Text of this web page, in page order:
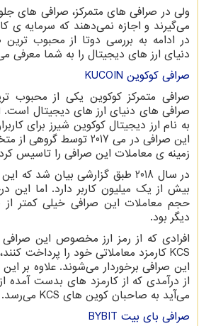
ولی در صرافی های متمرکز، صرافی های
می‌گیرند و اجازه نمی‌دهند که سرمایه ی
در ادامه به بررسی دوتا از محبوب
دنیای ارز های دیجیتال را به شما معرفی
صرافی کوکوین KUCOIN
صرافی متمرکز کوکوین یکی از محبوب
صرافی های دنیای ارز های دیجیتال است.
به نام ارز دیجیتال کوکوین شیرز برای
این صرافی در می 2017 توسط
زمینه ی معاملات این صرافی را تاسیس
در سال 2018 طبق گزارشی بیان شد
بیش از یک میلیون کاربر دارد. اما این
حجم معاملات این صرافی خیلی کمتر
دیگر بود.
افرادی که از رمز ارز مخصوص این
KCS کارمزد معاملاتی خود را پرداخت
از درآمدی که از کارمزد های بدست آمده
می‌آید به صاحبان کوین های KCS می‌رسد.
صرافی بای بیت BYBIT